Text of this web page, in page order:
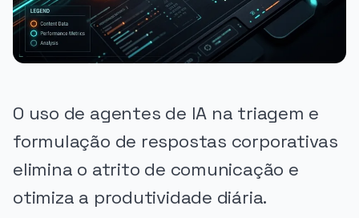
O uso de agentes de IA na triagem e
formulação de respostas corporativas
elimina o atrito de comunicação e
otimiza a produtividade diária.